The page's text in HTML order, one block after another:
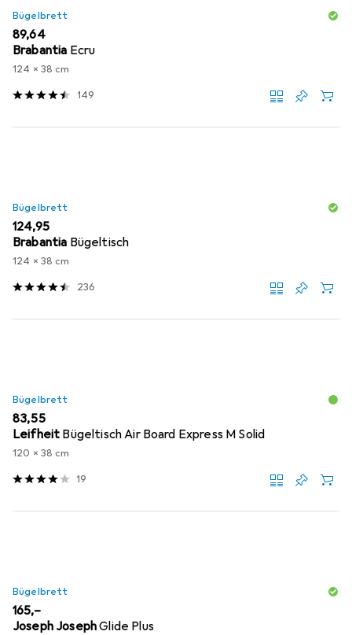
Bügelbrett
EUR
89,64
Brabantia Ecru
124 x 38 cm
149
Bügelbrett
EUR
124,95
Brabantia Bügeltisch
124 x 38 cm
236
Bügelbrett
EUR
83,55
Leifheit Bügeltisch Air Board Express M Solid
120 x 38 cm
19
Bügelbrett
EUR
165,–
Joseph JosephGlide Plus